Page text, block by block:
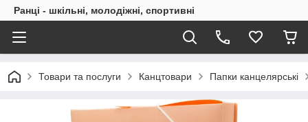
Ранці - шкільні, молодіжні, спортивні
Товари та послуги Канцтовари Папки канцелярські